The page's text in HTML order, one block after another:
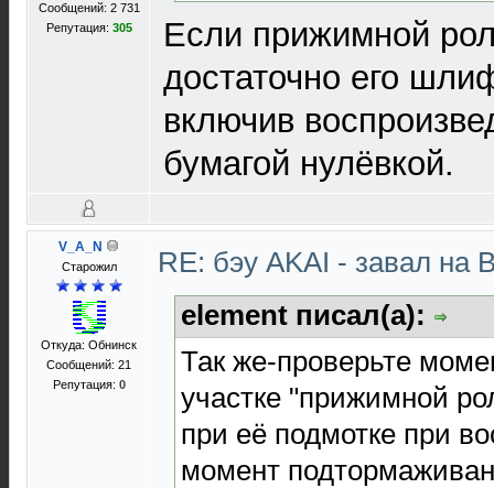
Сообщений: 2 731
Репутация: 305
Если прижимной
достаточно его
включив
бумагой нулёвкой.
V_A_N
Старожил
Откуда: Обнинск
Сообщений: 21
Репутация: 0
RE: бэу AKAI - завал на
element писал(а):
Так же-проверьте
участке "прижимной
при её подмотке при
момент